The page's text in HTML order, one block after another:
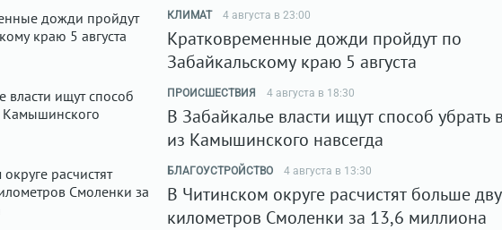
КЛИМАТ 4 августа в 23:00
Кратковременные дожди пройдут по
Забайкальскому краю 5 августа
ПРОИСШЕСТВИЯ 4 августа в 18:30
В Забайкалье власти ищут способ убрать
из Камышинского навсегда
БЛАГОУСТРОЙСТВО 4 августа в 13:30
В Читинском округе расчистят больше
километров Смоленки за 13,6 миллиона